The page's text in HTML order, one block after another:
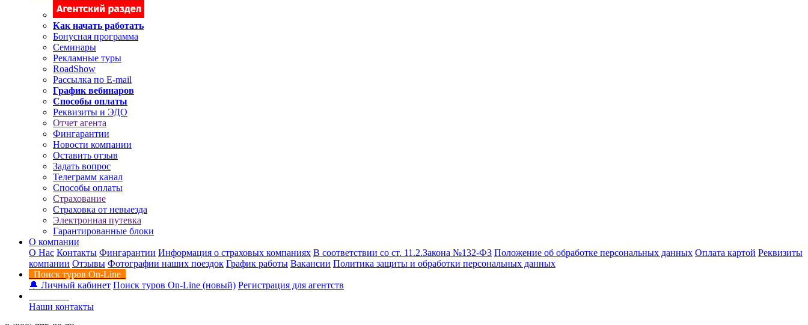
Как начать работать
Бонусная программа
Семинары
Рекламные туры
RoadShow
Рассылка по E-mail
График вебинаров
Способы оплаты
Реквизиты и ЭДО
Отчет агента
Фингарантии
Новости компании
Оставить отзыв
Задать вопрос
Телеграмм канал
Способы оплаты
Страхование
Страховка от невыезда
Электронная путевка
Гарантированные блоки
О компании
О Нас Контакты Фингарантии Информация о страховых компаниях В соответствии со ст. 11.2.Закона №132-ФЗ Положение об обработке персональных данных Оплата картой Реквизиты
компании Отзывы Фотографии наших поездок График работы Вакансии Политика защиты и обработки персональных данных
Поиск туров On-Line
🔔 Личный кабинет Поиск туров On-Line (новый) Регистрация для агентств
Наши контакты